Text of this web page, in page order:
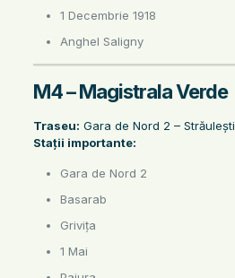
1 Decembrie 1918
Anghel Saligny
M4 – Magistrala Verde
Traseu: Gara de Nord 2 – Străulești
Stații importante:
Gara de Nord 2
Basarab
Grivița
1 Mai